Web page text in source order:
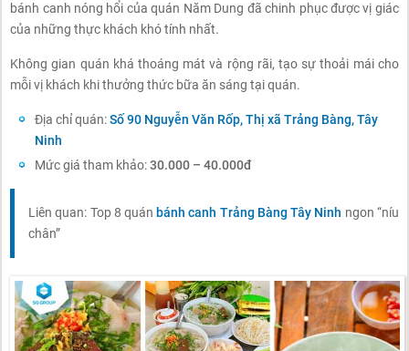
bánh canh nóng hổi của quán Năm Dung đã chinh phục được vị giác
của những thực khách khó tính nhất.
Không gian quán khá thoáng mát và rộng rãi, tạo sự thoải mái cho
mỗi vị khách khi thưởng thức bữa ăn sáng tại quán.
Địa chỉ quán:Số 90 Nguyễn Văn Rốp, Thị xã Trảng Bàng, Tây
Ninh
Mức giá tham khảo:30.000 – 40.000đ
Liên quan: Top 8 quán bánh canh Trảng Bàng Tây Ninh ngon “níu
chân”